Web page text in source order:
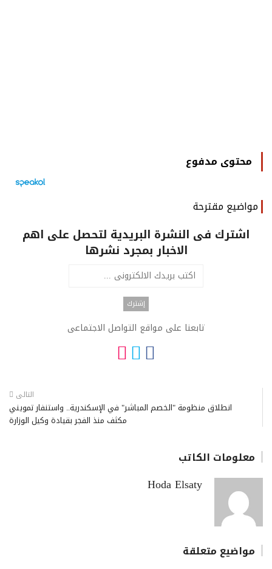
محتوى مدفوع
مواضيع مقترحة
اشترك فى النشرة البريدية لتحصل على اهم
الاخبار بمجرد نشرها
تابعنا على مواقع التواصل الاجتماعى
التالى
انطلاق منظومة "الخصم المباشر" في الإسكندرية.. واستنفار تمويني
مكثف منذ الفجر بقيادة وكيل الوزارة
معلومات الكاتب
Hoda Elsaty
مواضيع متعلقة